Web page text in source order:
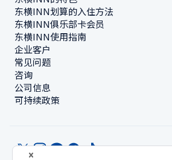
东横INN划算的入住方法
东横INN俱乐部卡会员
东横INN使用指南
企业客户
常见问题
咨询
公司信息
可持续政策